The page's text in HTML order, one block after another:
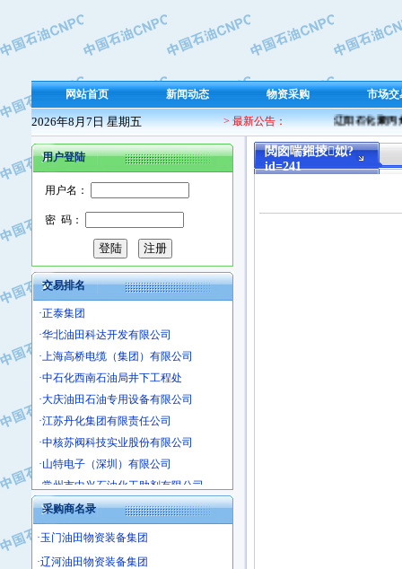
网站首页 新闻动态 物资采购 市场交
2026年8月7日 星期五 > 最新公告： 辽阳石化聚丙
用户登陆
用户名：
密 码：
交易排名
·保定北奥石油物探特种车辆制造有限
·盘锦辽河油田天意石油装备有限公司
·沧州市电气控制设备厂
·中船重工中南装备有限责任公司
·南石力天传动件有限公司
·浙江瑞普环境技术有限公司
·华北石油新大禹环保设备有限公司
·河北翼凌机械制造总厂
·萍乡市庞泰化工填料有限公司
·实华(天津)国际贸易有限公司
·上海宝钢商贸有限公司
·辽河石油勘探局总机械厂
·正泰集团
·姜堰市三联助剂有限公司
·四川中光高技术研究所有限责任公司
·江苏天安防雷工程有限责任公司
·山东东营胜利工业园区
采购商名录
·玉门油田物资装备集团
·辽河油田物资装备集团
閲囪喘鎺掕姒?
id=241